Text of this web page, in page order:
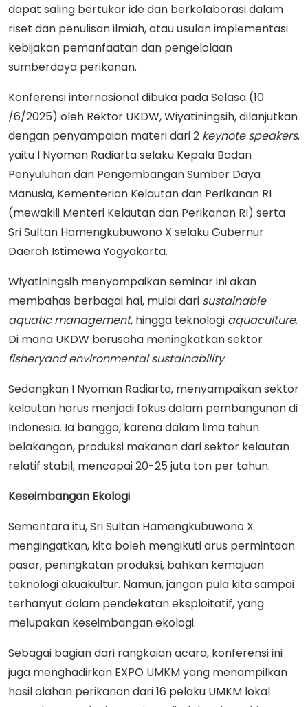
dapat saling bertukar ide dan berkolaborasi dalam
riset dan penulisan ilmiah, atau usulan implementasi
kebijakan pemanfaatan dan pengelolaan
sumberdaya perikanan.
Konferensi internasional dibuka pada Selasa (10
/6/2025) oleh Rektor UKDW, Wiyatiningsih, dilanjutkan
dengan penyampaian materi dari 2 keynote speakers,
yaitu I Nyoman Radiarta selaku Kepala Badan
Penyuluhan dan Pengembangan Sumber Daya
Manusia, Kementerian Kelautan dan Perikanan RI
(mewakili Menteri Kelautan dan Perikanan RI) serta
Sri Sultan Hamengkubuwono X selaku Gubernur
Daerah Istimewa Yogyakarta.
Wiyatiningsih menyampaikan seminar ini akan
membahas berbagai hal, mulai dari sustainable
aquatic management, hingga teknologi aquaculture.
Di mana UKDW berusaha meningkatkan sektor
fisheryand environmental sustainability.
Sedangkan I Nyoman Radiarta, menyampaikan sektor
kelautan harus menjadi fokus dalam pembangunan di
Indonesia. Ia bangga, karena dalam lima tahun
belakangan, produksi makanan dari sektor kelautan
relatif stabil, mencapai 20-25 juta ton per tahun.
Keseimbangan Ekologi
Sementara itu, Sri Sultan Hamengkubuwono X
mengingatkan, kita boleh mengikuti arus permintaan
pasar, peningkatan produksi, bahkan kemajuan
teknologi akuakultur. Namun, jangan pula kita sampai
terhanyut dalam pendekatan eksploitatif, yang
melupakan keseimbangan ekologi.
Sebagai bagian dari rangkaian acara, konferensi ini
juga menghadirkan EXPO UMKM yang menampilkan
hasil olahan perikanan dari 16 pelaku UMKM lokal